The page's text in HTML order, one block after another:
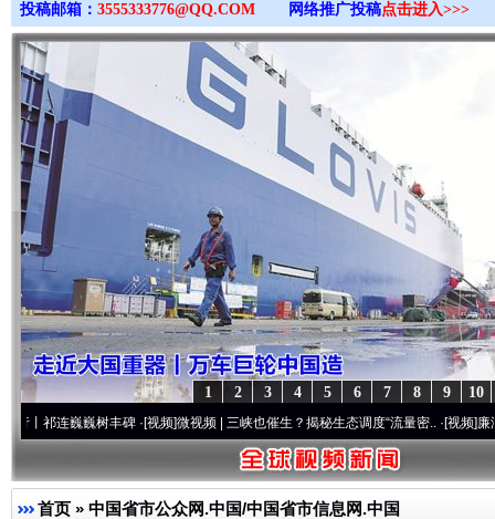
投稿邮箱： 3555333776@QQ.COM 网络推广投稿点击进入>>>
10
9
8
7
6
5
4
3
2
1
巍树丰碑·[视频]微视频 | 三峡也催生？揭秘生态调度“流量密.. ·[视频]廉洁文化中国
首页 » 中国省市公众网.中国/中国省市信息网.中国